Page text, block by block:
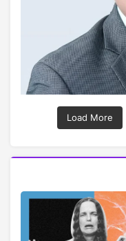
Load More